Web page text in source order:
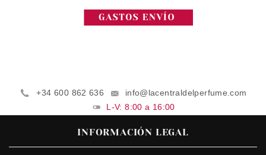
+34 600 862 636
info@lacentraldelperfume.com
L-V: 8:00 a 16:00
INFORMACIÓN LEGAL